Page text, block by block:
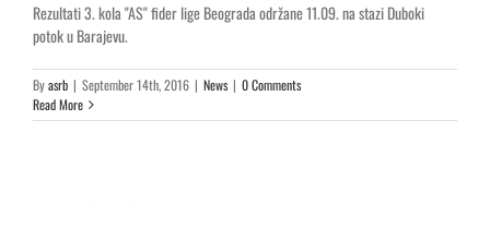
Rezultati 3. kola "AS" fider lige Beograda održane 11.09. na stazi Duboki
potok u Barajevu.
Byasrb | September 14th, 2016 | News | 0 Comments
Read More